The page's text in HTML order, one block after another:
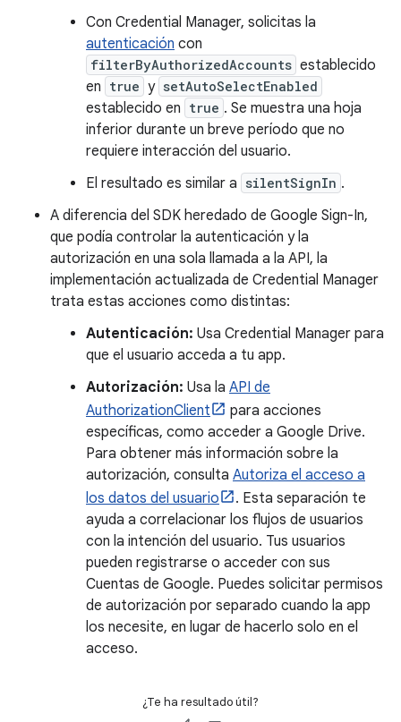
Con Credential Manager, solicitas la
autenticación con
filterByAuthorizedAccounts establecido
en true y setAutoSelectEnabled
establecido en true . Se muestra una hoja
inferior durante un breve período que no
requiere interacción del usuario.
El resultado es similar a silentSignIn .
A diferencia del SDK heredado de Google Sign-In,
que podía controlar la autenticación y la
autorización en una sola llamada a la API, la
implementación actualizada de Credential Manager
trata estas acciones como distintas:
Autenticación: Usa Credential Manager para
que el usuario acceda a tu app.
Autorización: Usa la API de
AuthorizationClient
para acciones
específicas, como acceder a Google Drive.
Para obtener más información sobre la
autorización, consulta Autoriza el acceso a
los datos del usuario
. Esta separación te
ayuda a correlacionar los flujos de usuarios
con la intención del usuario. Tus usuarios
pueden registrarse o acceder con sus
Cuentas de Google. Puedes solicitar permisos
de autorización por separado cuando la app
los necesite, en lugar de hacerlo solo en el
acceso.
¿Te ha resultado útil?